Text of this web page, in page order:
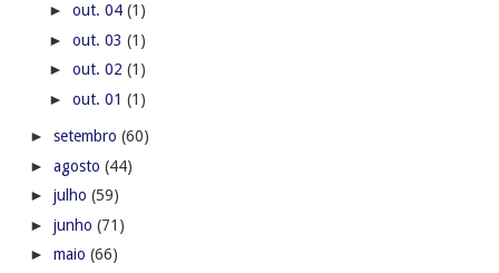
► out. 04 (1)
► out. 03 (1)
► out. 02 (1)
► out. 01 (1)
► setembro (60)
► agosto (44)
► julho (59)
► junho (71)
► maio (66)